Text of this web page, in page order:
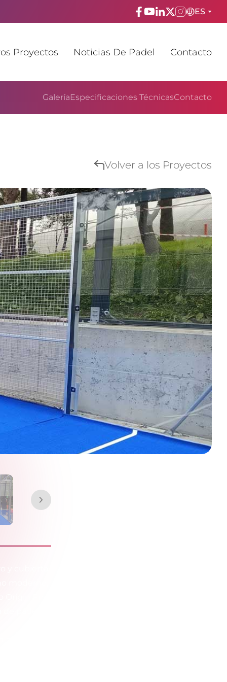
ES
ESPAñOL
Proyectos Noticias De Padel Contacto
GaleríaEspecificaciones TécnicasContacto
Volver a los Proyectos
y cubierta
moderno,
Pro